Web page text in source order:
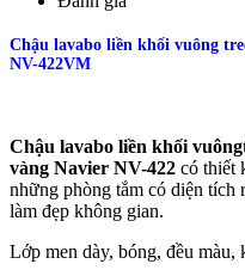
Chậu lavabo liền khối vuông
NV-422VM
Chậu lavabo liền khối
vàng Navier NV-422​ có thiết
những phòng tắm có diện
làm đẹp không gian.
Lớp men dày, bóng, đều